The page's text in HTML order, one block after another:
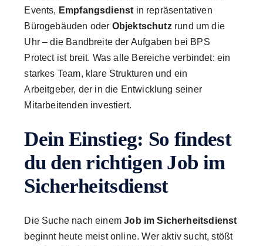
Events, Empfangsdienst in repräsentativen
Bürogebäuden oder Objektschutzrund um die
Uhr – die Bandbreite der Aufgaben bei BPS
Protect ist breit. Was alle Bereiche verbindet: ein
starkes Team, klare Strukturen und ein
Arbeitgeber, der in die Entwicklung seiner
Mitarbeitenden investiert.
Dein Einstieg: So findest
du den richtigen Job im
Sicherheitsdienst
Die Suche nach einemJob im Sicherheitsdienst
beginnt heute meist online. Wer aktiv sucht, stößt